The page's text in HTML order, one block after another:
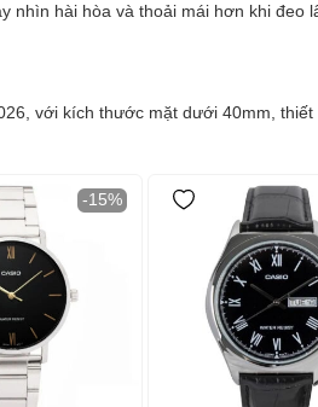
nhìn hài hòa và thoải mái hơn khi đeo
với kích thước mặt dưới 40mm, thiết
-15%